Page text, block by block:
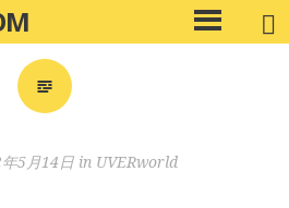
メ
イ
5月14日in UVERworld